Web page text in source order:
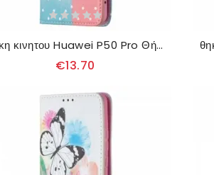
θηκη κινητου Huawei P50 Pro Θήκη Flip Μωρά Ελέφαντα
€13.70